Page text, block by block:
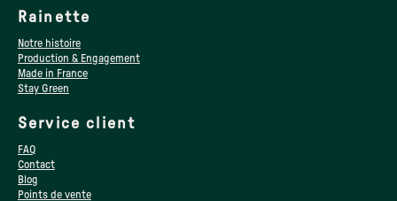
Rainette
Notre histoire
Production & Engagement
Made in France
Stay Green
Service client
FAQ
Contact
Blog
Points de vente